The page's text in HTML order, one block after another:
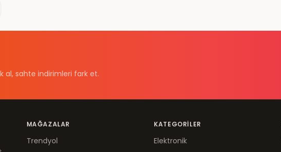
al, sahte indirimleri fark et.
MAĞAZALAR
Trendyol
KATEGORILER
Elektronik